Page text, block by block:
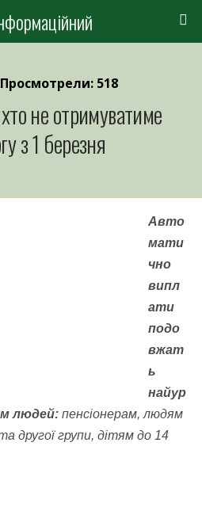
Просмотрели: 518
не отримуватиме
з 1 березня
Авто
мати
чно
випл
ати
подо
вжат
ь
найур
людей: пенсіонерам, людям
другої групи, дітям до 14